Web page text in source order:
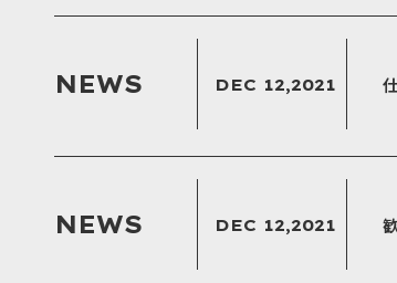
NEWS DEC 12,2021
NEWS DEC 12,2021